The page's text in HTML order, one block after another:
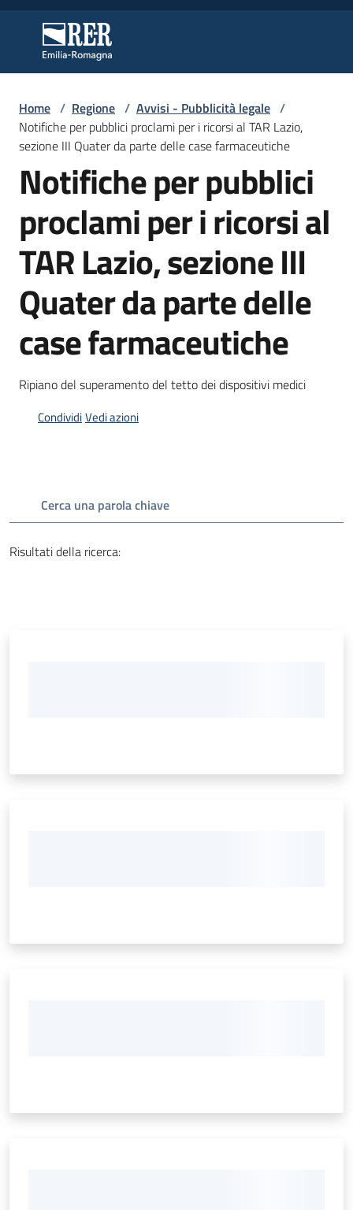
Regione Emilia-Romagna
Regione Emilia-Romagna
Regione
Novità
Servizi
Leggi
Atti
Argomenti
comunicazione
Home / Regione / Avvisi - Pubblicità legale /
Notifiche per pubblici proclami per i ricorsi al TAR Lazio,
sezione III Quater da parte delle case farmaceutiche
Notifiche per pubblici
proclami per i ricorsi al
TAR Lazio, sezione III
Quater da parte delle
case farmaceutiche
Ripiano del superamento del tetto dei dispositivi medici
CondividiVedi azioni
Cerca una parola chiave
Risultati della ricerca: